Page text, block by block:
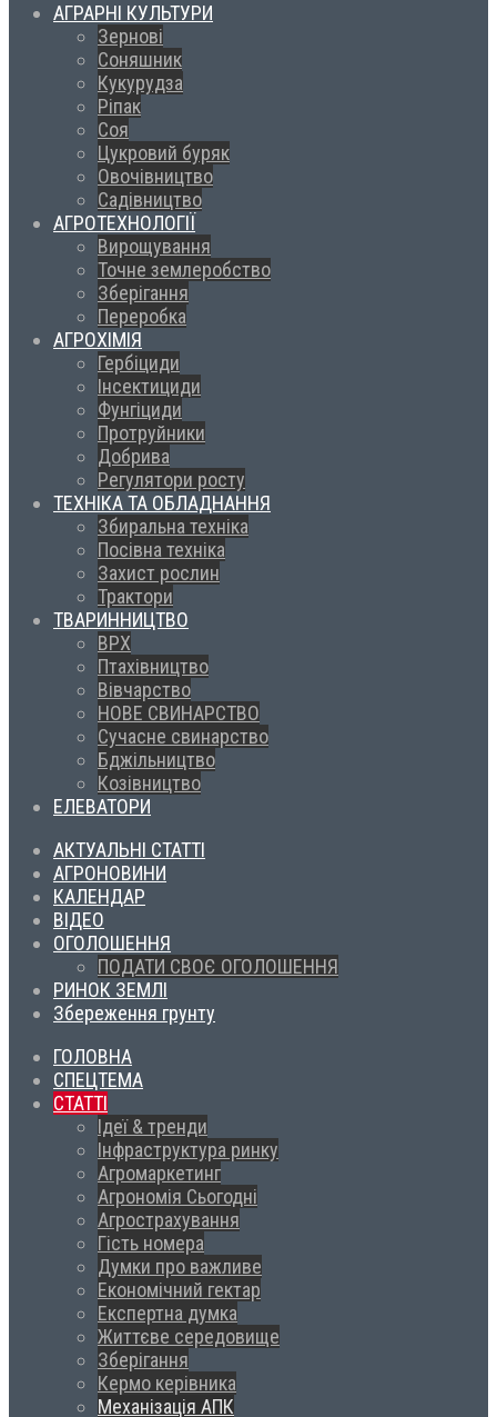
АГРАРНІ КУЛЬТУРИ
Зернові
Соняшник
Кукурудза
Ріпак
Соя
Цукровий буряк
Овочівництво
Садівництво
АГРОТЕХНОЛОГІЇ
Вирощування
Точне землеробство
Зберігання
Переробка
АГРОХІМІЯ
Гербіциди
Інсектициди
Фунгіциди
Протруйники
Добрива
Регулятори росту
ТЕХНІКА ТА ОБЛАДНАННЯ
Збиральна техніка
Посівна техніка
Захист рослин
Трактори
ТВАРИННИЦТВО
ВРХ
Птахівництво
Вівчарство
НОВЕ СВИНАРСТВО
Сучасне свинарство
Бджільництво
Козівництво
ЕЛЕВАТОРИ
АКТУАЛЬНІ СТАТТІ
АГРОНОВИНИ
КАЛЕНДАР
ВІДЕО
ОГОЛОШЕННЯ
ПОДАТИ СВОЄ ОГОЛОШЕННЯ
РИНОК ЗЕМЛІ
Збереження грунту
ГОЛОВНА
СПЕЦТЕМА
СТАТТІ
Ідеї & тренди
Інфраструктура ринку
Агромаркетинг
Агрономія Сьогодні
Агрострахування
Гість номера
Думки про важливе
Економічний гектар
Експертна думка
Життєве середовище
Зберігання
Кермо керівника
Механізація АПК